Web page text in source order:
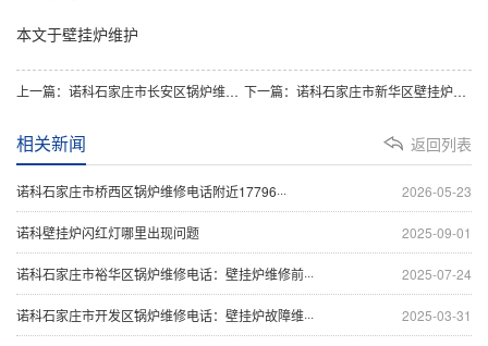
本文于壁挂炉维护
上一篇：诺科石家庄市长安区锅炉维修电话附近17796978897：壁挂炉清洗去除壁挂炉异味 下一篇：诺科石家庄市新华区壁挂炉维修附近17796978897：壁挂炉的常见故障及其解决办法
返回列表
相关新闻
2026-05-23
诺科石家庄市桥西区锅炉维修电话附近17796···
2025-09-01
诺科壁挂炉闪红灯哪里出现问题
2025-07-24
诺科石家庄市裕华区锅炉维修电话：壁挂炉维修前···
2025-03-31
诺科石家庄市开发区锅炉维修电话：壁挂炉故障维···